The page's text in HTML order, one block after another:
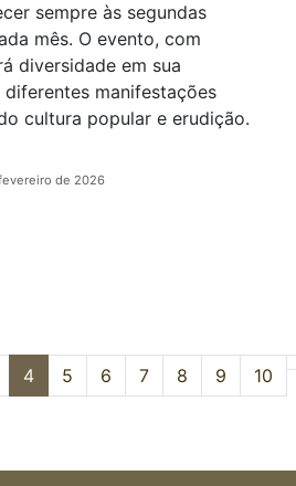
sempre às segundas
mês. O evento, com
diversidade em sua
manifestações
cultura popular e erudição.
de 2026
4 5 6 7 8 9 10